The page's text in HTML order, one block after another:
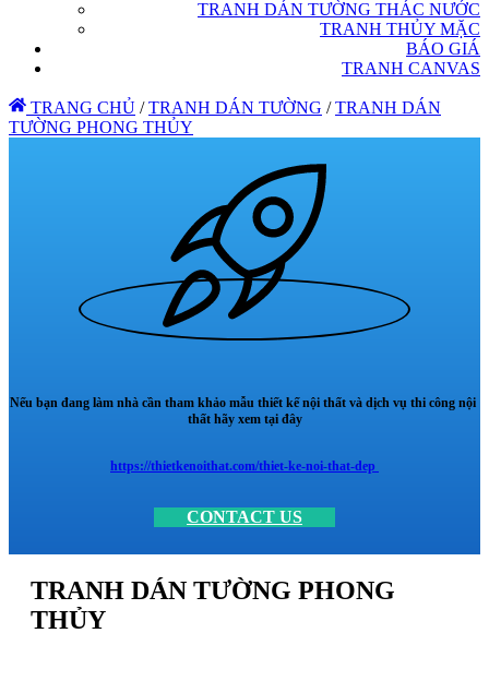
TRANH DÁN TƯỜNG THÁC NƯỚC
TRANH THỦY MẶC
BÁO GIÁ
TRANH CANVAS
TRANG CHỦ / TRANH DÁN TƯỜNG / TRANH DÁN
TƯỜNG PHONG THỦY
Nếu bạn đang làm nhà cần tham khảo mẫu thiết kế nội thất và dịch vụ thi công nội
thất hãy xem tại đây
https://thietkenoithat.com/thiet-ke-noi-that-dep
CONTACT US
TRANH DÁN TƯỜNG PHONG
THỦY